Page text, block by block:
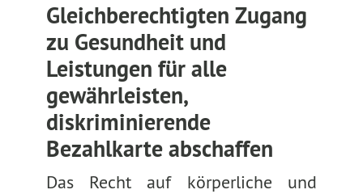
Gleichberechtigten Zugang
zu Gesundheit und
Leistungen für alle
gewährleisten,
diskriminierende
Bezahlkarte abschaffen
Das Recht auf körperliche und